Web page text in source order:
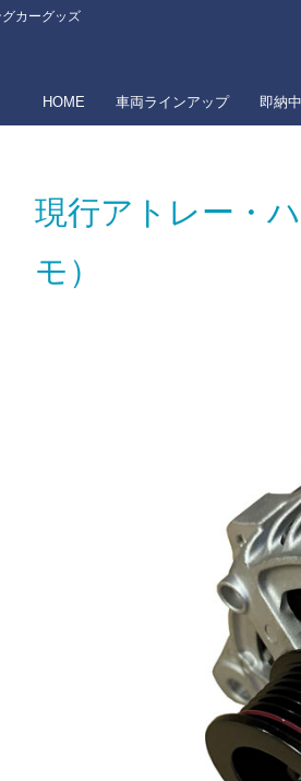
カーグッズ
HOME 車両ラインアップ 即納
現行アトレー・
モ）